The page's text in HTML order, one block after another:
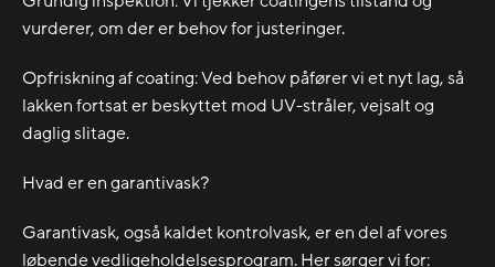
vurderer, om der er behov for justeringer.
Opfriskning af coating: Ved behov påfører vi et nyt lag, så
lakken fortsat er beskyttet mod UV-stråler, vejsalt og
daglig slitage.
Hvad er en garantivask?
Garantivask, også kaldet kontrolvask, er en del af vores
løbende vedligeholdelsesprogram. Her sørger vi for: